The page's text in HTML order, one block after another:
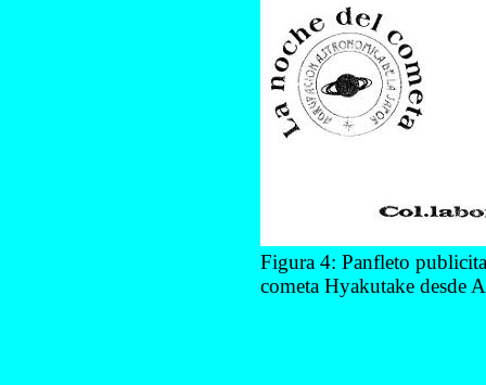
Figura 4: Panfleto
cometa Hyakutake desde